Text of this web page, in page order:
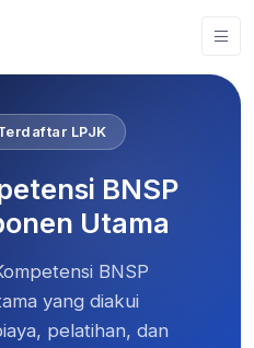
Reparasi Komponen Utama
LPJK
BNSP
Utama
BNSP
yang diakui
pelatihan, dan